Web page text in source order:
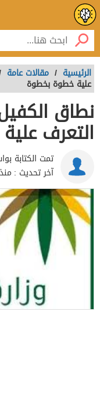
الرئيسية / مقالات عامة
علية خطوة بخطوة
نطاق
التعرف
تمت الكتابة
آخر تحديث : منذ 6 سنوات